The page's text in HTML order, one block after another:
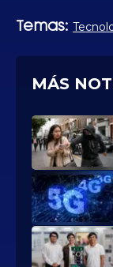
MÁS
Temas: